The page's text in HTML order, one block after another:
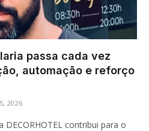
passa cada vez
automação e reforço
2026
contribui para o